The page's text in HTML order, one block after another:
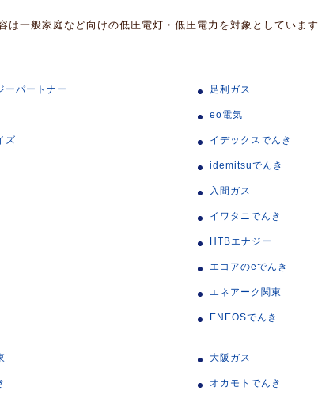
は一般家庭など向けの低圧電灯・低圧電力を対象としています
ーパートナー
ズ
足利ガス
eo電気
イデックスでんき
idemitsuでんき
入間ガス
イワタニでんき
HTBエナジー
エコアのeでんき
エネアーク関東
ENEOSでんき
大阪ガス
オカモトでんき